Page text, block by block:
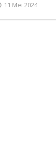
11 Mei 2024